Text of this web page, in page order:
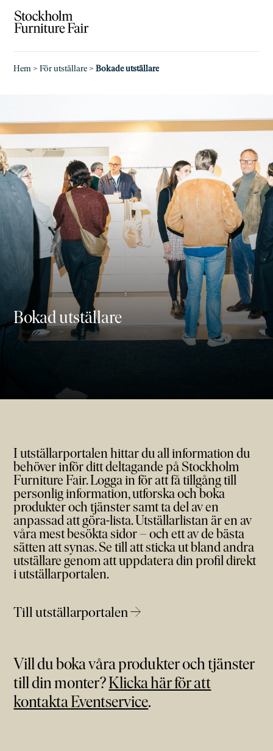
Hem >För utställare >Bokade utställare
Bokad utställare
I utställarportalen hittar du all information du
behöver inför ditt deltagande på Stockholm
Furniture Fair. Logga in för att få tillgång till
personlig information, utforska och boka
produkter och tjänster samt ta del av en
anpassad att göra-lista. Utställarlistan är en av
våra mest besökta sidor – och ett av de bästa
sätten att synas. Se till att sticka ut bland andra
utställare genom att uppdatera din profil direkt
i utställarportalen.
Till utställarportalen →
Vill du boka våra produkter och tjänster
till din monter?Klicka här för att
kontakta Eventservice.